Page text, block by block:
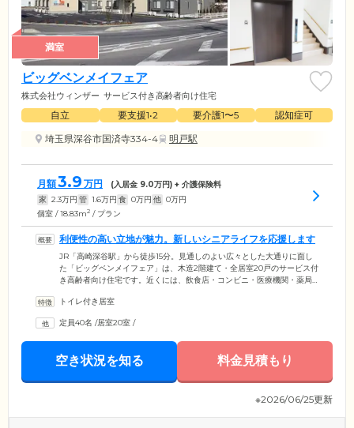
満室
ビッグベンメイフェア
株式会社ウィンザー サービス付き高齢者向け住宅
自立 要支援1•2 要介護1〜5
認知症可
埼玉県深谷市国済寺334-4
明戸駅
月額3.9 万円 (入居金 9.0万円) + 介護保険料
家 2.3万円 管 1.6万円 食 0万円 他 0万円
個室 / 18.83m2 / プラン
利便性の高い立地が魅力。新しいシニアライフを応援します
JR「高崎深谷駅」から徒歩15分。見通しのよい広々とした大通りに面し
た「ビッグベンメイフェア」は、木造2階建て・全居室20戸のサービス付
き高齢者向け住宅です。近くには、飲食店・コンビニ・医療機関・薬局
い陽が差し込む広々とした空間です。エアコン・収納・トイレ・洗面を
ただき、お好きな空間にしてお過ごしください。全居室には、緊急通報
装置を設置。「転倒した」「体調が悪い」「エアコンの調子が悪い」な
ただけます。
トイレ付き居室
定員40名 /居室20室 /
空き状況を知る 料金見積もり
※2026/06/25更新